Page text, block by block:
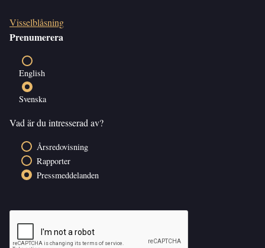
Visselblåsning
Prenumerera
English
Svenska
Vad är du intresserad av?
Årsredovisning
Rapporter
Pressmeddelanden